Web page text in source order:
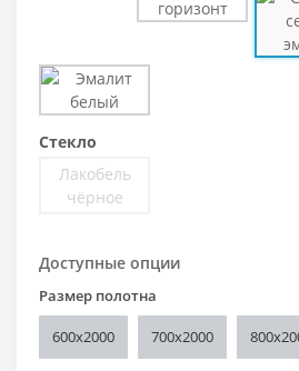
Стекло
Лакобель
чёрное
Доступные опции
Размер полотна
600x2000 700x2000